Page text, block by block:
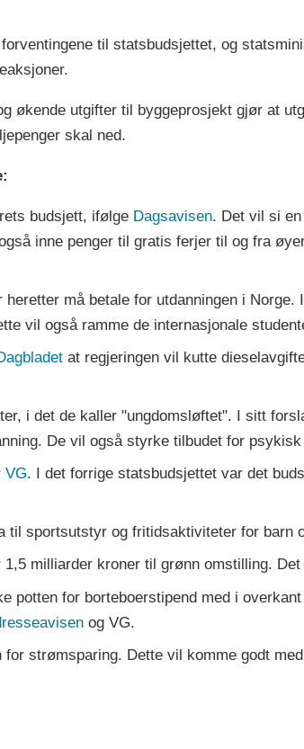
til statsbudsjettet, og
økende utgifter til byggeprosjekt gjør at
skal ned.
budsjett, ifølge Dagsavisen. Det vil si
inne penger til gratis ferjer til og fra
må betale for utdanningen i
vil også ramme de internasjonale
at regjeringen vil kutte
i det de kaller "ungdomsløftet". I sitt
De vil også styrke tilbudet for
VG. I det forrige statsbudsjettet var det
til sportsutstyr og fritidsaktiviteter for barn
1,5 milliarder kroner til grønn omstilling.
potten for borteboerstipend med i
og VG.
strømsparing. Dette vil komme godt